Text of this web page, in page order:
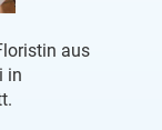
aus
in